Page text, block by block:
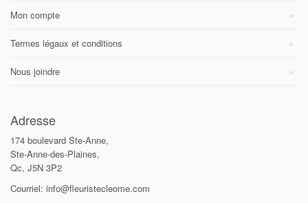
Mon compte
Termes légaux et conditions
Nous joindre
Adresse
174 boulevard Ste-Anne,
Ste-Anne-des-Plaines,
Qc, J5N 3P2
Courriel: info@fleuristecleome.com